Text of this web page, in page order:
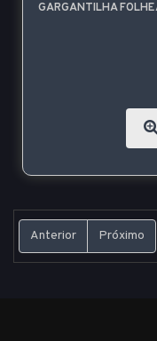
GARGANTILHA
Anterior Próximo